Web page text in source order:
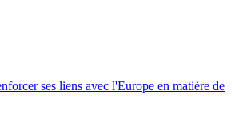
ses liens avec l'Europe en matière de